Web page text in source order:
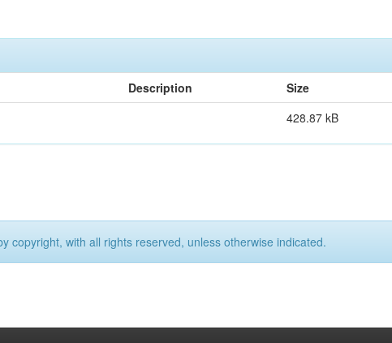
Description Size
428.87 kB
copyright, with all rights reserved, unless otherwise indicated.